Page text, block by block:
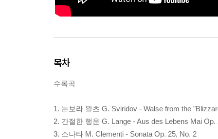
목차
수록곡
1. 눈보라 왈츠 G. Sviridov - Walse from the
2. 간절한 행운 G. Lange - Aus des Lebens Mai Op.
3. 소나타 M. Clementi - Sonata Op. 25, No. 2